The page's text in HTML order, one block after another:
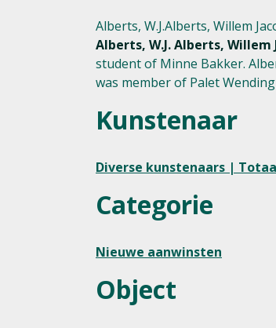
Alberts, W.J.Alberts, Willem
Alberts, W.J. Alberts, Willem
student of Minne Bakker.
was member of Palet
Kunstenaar
Diverse kunstenaars |
Categorie
Nieuwe aanwinsten
Object